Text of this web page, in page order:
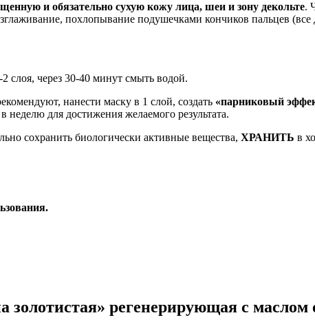
и обязательно сухую кожу лица, шеи и зону декольте.
похлопывание подушечками кончиков пальцев
2 слоя, через 30-40 минут смыть водой.
нанести маску в 1 слой, создать «парниковый
для достижения желаемого результата.
сохранить биологически активные вещества, ХРАНИТЬ в
золотистая» регенерирующая с